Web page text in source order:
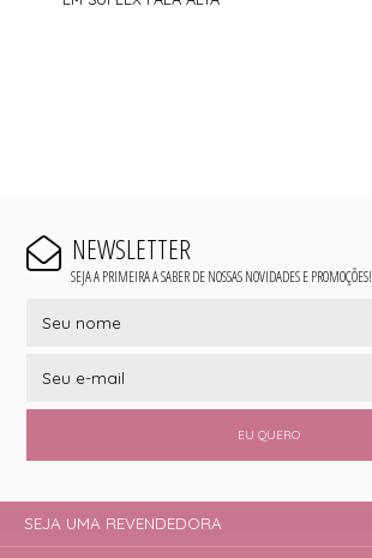
NEWSLETTER
SEJA A PRIMEIRA A SABER DE NOSSAS NOVIDADES E PROMOÇÕES!
EU QUERO
SEJA UMA REVENDEDORA